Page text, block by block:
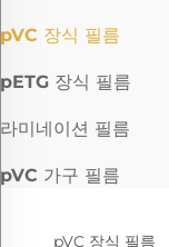
pVC 장식 필름
pETG 장식 필름
라미네이션 필름
pVC 가구 필름
pVC 장식 필름